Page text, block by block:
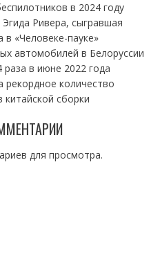
в 2024 году
Ривера, сыгравшая
в «Человеке-пауке»
автомобилей в Белоруссии
раза в июне 2022 года
рекордное количество
китайской сборки
для просмотра.